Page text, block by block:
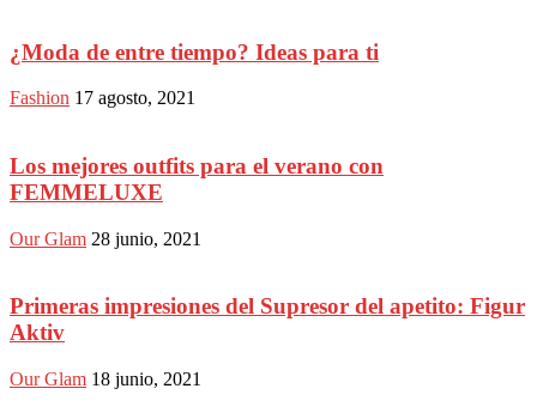
¿Moda de entre tiempo? Ideas para ti
Fashion 17 agosto, 2021
Los mejores outfits para el verano con
FEMMELUXE
Our Glam 28 junio, 2021
Primeras impresiones del Supresor del apetito: Figur
Aktiv
Our Glam 18 junio, 2021